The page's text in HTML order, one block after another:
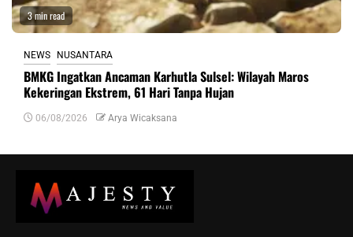
3 min read
NEWS NUSANTARA
BMKG Ingatkan Ancaman Karhutla Sulsel: Wilayah Maros
Kekeringan Ekstrem, 61 Hari Tanpa Hujan
06/08/2026 Arya Wicaksana